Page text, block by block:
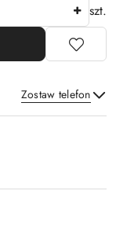
szt.
Zostaw telefon